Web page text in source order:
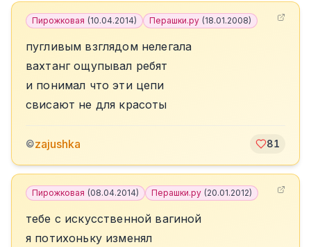
Пирожковая (10.04.2014) Перашки.ру (18.01.2008)
пугливым взглядом нелегала
вахтанг ощупывал ребят
и понимал что эти цепи
свисают не для красоты
©zajushka 81
Пирожковая (08.04.2014) Перашки.ру (20.01.2012)
тебе с искусственной вагиной
я потихоньку изменял